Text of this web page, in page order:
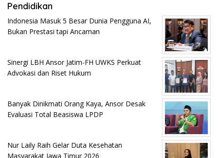
Pendidikan
Indonesia Masuk 5 Besar Dunia Pengguna AI,
Bukan Prestasi tapi Ancaman
Sinergi LBH Ansor Jatim-FH UWKS Perkuat
Advokasi dan Riset Hukum
Banyak Dinikmati Orang Kaya, Ansor Desak
Evaluasi Total Beasiswa LPDP
Nur Laily Raih Gelar Duta Kesehatan
Masyarakat Jawa Timur 2026